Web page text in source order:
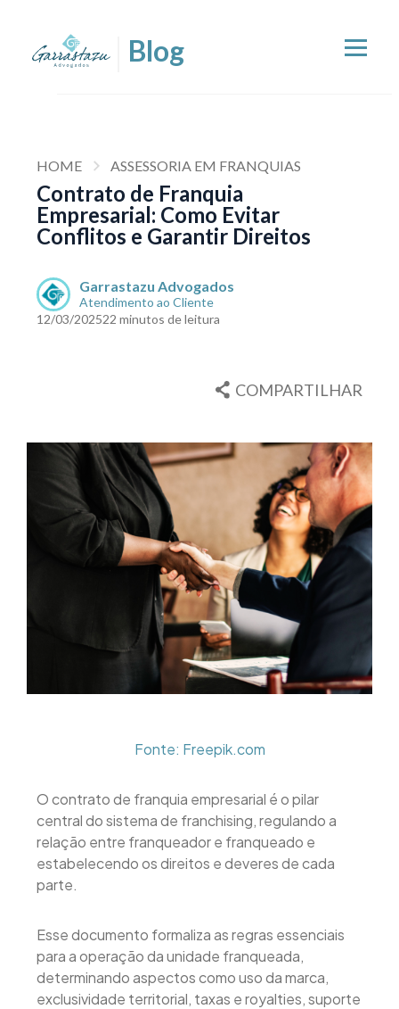
HOME ASSESSORIA EM FRANQUIAS
Contrato de Franquia
Empresarial: Como Evitar
Conflitos e Garantir Direitos
Garrastazu Advogados
Atendimento ao Cliente
12/03/202522 minutos de leitura
COMPARTILHAR
Fonte: Freepik.com
O contrato de franquia empresarial é o pilar
central do sistema de franchising, regulando a
relação entre franqueador e franqueado e
estabelecendo os direitos e deveres de cada
parte.
Esse documento formaliza as regras essenciais
para a operação da unidade franqueada,
determinando aspectos como uso da marca,
exclusividade territorial, taxas e royalties, suporte